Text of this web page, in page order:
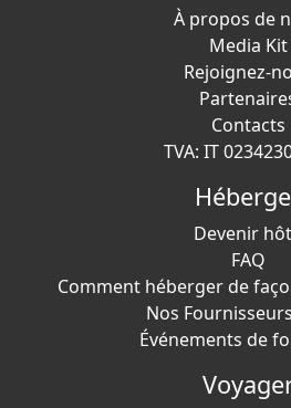
À propos de
Media Kit
Rejoignez-
Contacts
TVA: IT
Devenir
FAQ
Comment héberger de
Nos
Événements de